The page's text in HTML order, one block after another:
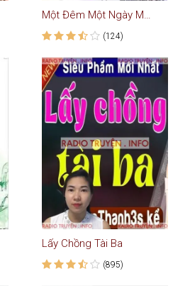
Một Đêm Một Ngày Một Năm Cả Đời
(124)
Lấy Chồng Tài Ba
(895)